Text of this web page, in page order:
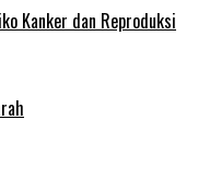
Kanker dan Reproduksi